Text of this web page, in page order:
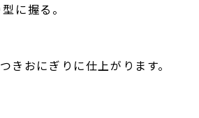
に握る。
おにぎりに仕上がります。